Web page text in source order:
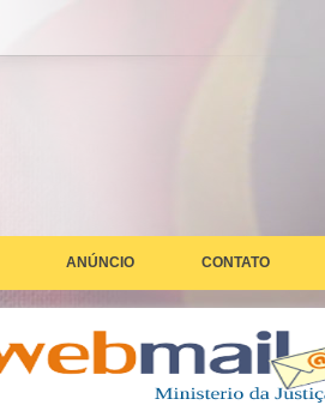
ANÚNCIO CONTATO